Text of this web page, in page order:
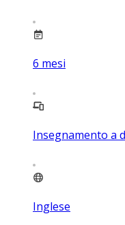
6 mesi
Insegnamento a
Inglese